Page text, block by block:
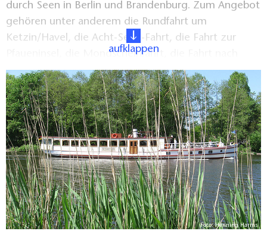
durch Seen in Berlin und Brandenburg. Zum Angebot
gehören unter anderem die Rundfahrt um
Ketzin/Havel, die Acht-Seen-Fahrt, die Fahrt zur
Pfaueninsel, die Mondscheinfahrt, die Fahrt nach
Berlin City sowie Sonderfahrten zu Ostern, Pfingsten
und an anderen Feiertagen. Die Saison läuft
zwischen April und September.
aufklappen
Foto: Henning Harms